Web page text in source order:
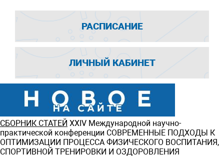
РАСПИСАНИЕ
ЛИЧНЫЙ КАБИНЕТ
СБОРНИК СТАТЕЙ ХXIV Международной научно-
практической конференции СОВРЕМЕННЫЕ ПОДХОДЫ К
ОПТИМИЗАЦИИ ПРОЦЕССА ФИЗИЧЕСКОГО ВОСПИТАНИЯ,
СПОРТИВНОЙ ТРЕНИРОВКИ И ОЗДОРОВЛЕНИЯ